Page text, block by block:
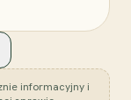
informacyjny i